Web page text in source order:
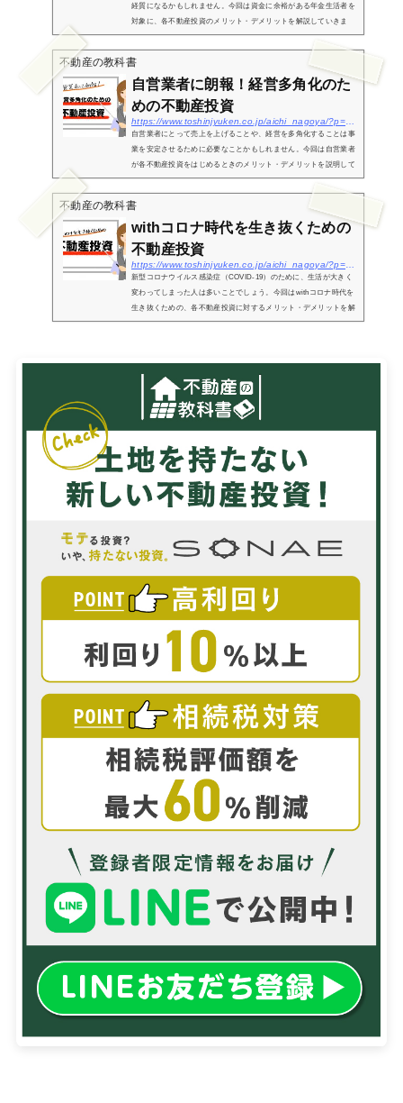
経質になるかもしれません。今回は資金に余裕がある年金生活者を
対象に、各不動産投資のメリット・デメリットを解説していきま
す。年金生活者がはじめるワンルーム投資のメリット・デメリット
新築のワ...
不動産の教科書
自営業者に朗報！経営多角化のた
めの不動産投資
自営業者にとって売上を上げることや、経営を多角化することは事
業を安定させるために必要なことかもしれません。今回は自営業者
が各不動産投資をはじめるときのメリット・デメリットを説明して
いきます。自営業者がはじめるワンルーム投資のメリット・デメリ
ット数...
不動産の教科書
withコロナ時代を生き抜くための
不動産投資
新型コロナウイルス感染症（COVID-19）のために、生活が大きく
変わってしまった人は多いことでしょう。今回はwithコロナ時代を
生き抜くための、各不動産投資に対するメリット・デメリットを解
説していきます。withコロナ時代を生き抜くためのワンルーム投資